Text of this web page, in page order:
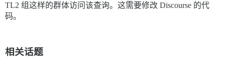
TL2 组这样的群体访问该查询。这需要修改 Discourse 的代
码。
相关话题